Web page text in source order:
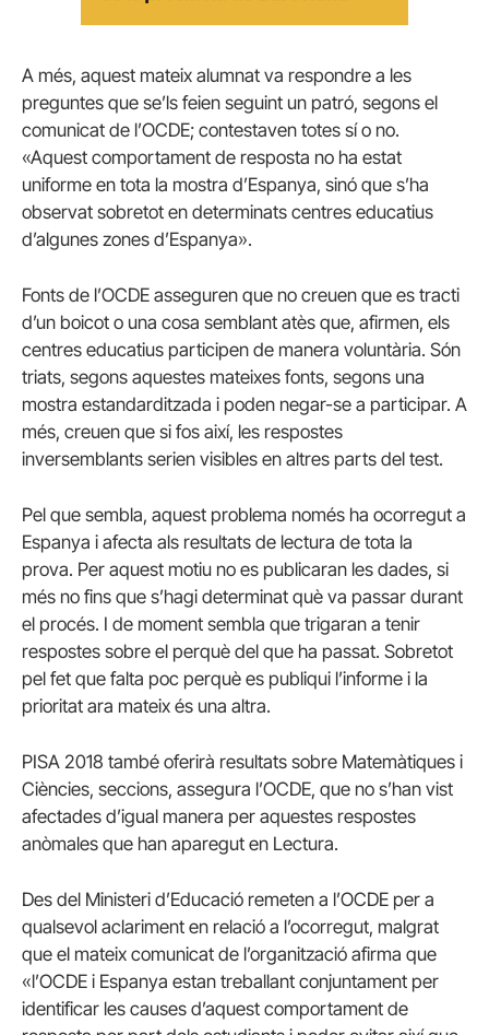
A més, aquest mateix alumnat va respondre a les
preguntes que se’ls feien seguint un patró, segons el
comunicat de l’OCDE; contestaven totes sí o no.
«Aquest comportament de resposta no ha estat
uniforme en tota la mostra d’Espanya, sinó que s’ha
observat sobretot en determinats centres educatius
d’algunes zones d’Espanya».
Fonts de l’OCDE asseguren que no creuen que es tracti
d’un boicot o una cosa semblant atès que, afirmen, els
centres educatius participen de manera voluntària. Són
triats, segons aquestes mateixes fonts, segons una
mostra estandarditzada i poden negar-se a participar. A
més, creuen que si fos així, les respostes
inversemblants serien visibles en altres parts del test.
Pel que sembla, aquest problema només ha ocorregut a
Espanya i afecta als resultats de lectura de tota la
prova. Per aquest motiu no es publicaran les dades, si
més no fins que s’hagi determinat què va passar durant
el procés. I de moment sembla que trigaran a tenir
respostes sobre el perquè del que ha passat. Sobretot
pel fet que falta poc perquè es publiqui l’informe i la
prioritat ara mateix és una altra.
PISA 2018 també oferirà resultats sobre Matemàtiques i
Ciències, seccions, assegura l’OCDE, que no s’han vist
afectades d’igual manera per aquestes respostes
anòmales que han aparegut en Lectura.
Des del Ministeri d’Educació remeten a l’OCDE per a
qualsevol aclariment en relació a l’ocorregut, malgrat
que el mateix comunicat de l’organització afirma que
«l’OCDE i Espanya estan treballant conjuntament per
identificar les causes d’aquest comportament de